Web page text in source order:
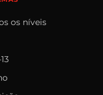
os níveis